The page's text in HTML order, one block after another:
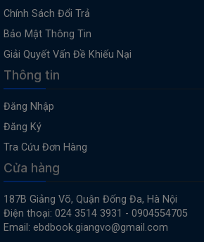
Chính Sách Đổi Trả
Bảo Mật Thông Tin
Giải Quyết Vấn Đề Khiếu Nại
Thông tin
Đăng Nhập
Đăng Ký
Tra Cứu Đơn Hàng
Cửa hàng
187B Giảng Võ, Quận Đống Đa, Hà Nội
Điện thoại: 024 3514 3931 - 0904554705
Email: ebdbook.giangvo@gmail.com